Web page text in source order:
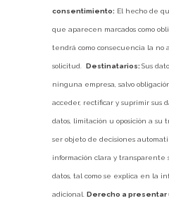
consentimiento: El hecho de
que aparecen marcados como
tendrá como consecuencia la no
solicitud. Destinatarios: Sus
ninguna empresa, salvo
acceder, rectificar y suprimir sus
datos, limitación u oposición a su
ser objeto de decisiones
información clara y transparente
datos, tal como se explica en la
adicional. Derecho a presentar